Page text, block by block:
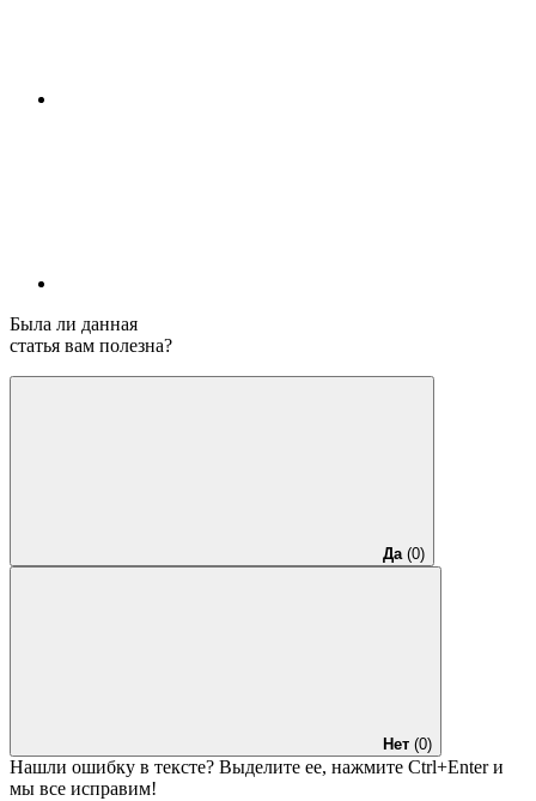
Была ли данная
статья вам полезна?
Да(0)
Нет (0)
Нашли ошибку в тексте? Выделите ее, нажмите Ctrl+Enterи
мы все исправим!